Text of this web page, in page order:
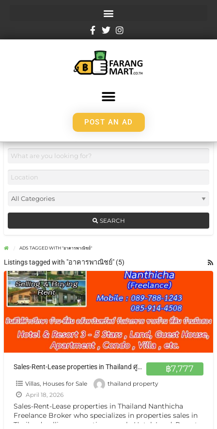
POST AN AD
SEARCH
ADS TAGGED WITH "อาคารพาณิชย์"
Listings tagged with "อาคารพาณิชย์" (5)
฿7,777
Sales-Rent-Lease properties in Thailand ศูนย์กลาง ฝากขาย เช่า บ้าน ตึกแถว ที่ดิน กิจการ กรุงเทพ หรือต่างจังหวัดแหล่งน่าสนใจ
Villas, Houses for Sale
thailand property
April 18, 2026
Sales-Rent-Lease properties in Thailand Nanthicha
Freelance Broker who specializes in properties sales in
Thailand. selling properties namely Hotel ,Land, Resort,